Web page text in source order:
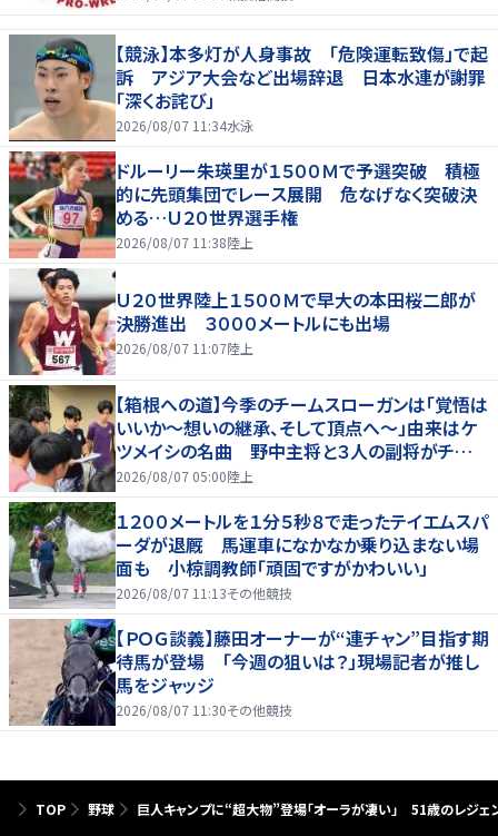
【競泳】本多灯が人身事故 「危険運転致傷」で起
訴 アジア大会など出場辞退 日本水連が謝罪
「深くお詫び」
2026/08/07 11:34水泳
ドルーリー朱瑛里が１５００Ｍで予選突破 積極
的に先頭集団でレース展開 危なげなく突破決
める…Ｕ２０世界選手権
2026/08/07 11:38陸上
Ｕ２０世界陸上１５００Ｍで早大の本田桜二郎が
決勝進出 ３０００メートルにも出場
2026/08/07 11:07陸上
【箱根への道】今季のチームスローガンは「覚悟は
いいか～想いの継承、そして頂点へ～」由来はケ
ツメイシの名曲 野中主将と３人の副将がチーム
を引っ張る…夏合宿特集第１弾、国学院大
2026/08/07 05:00陸上
１２００メートルを１分５秒８で走ったテイエムスパ
ーダが退厩 馬運車になかなか乗り込まない場
面も 小椋調教師「頑固ですがかわいい」
2026/08/07 11:13その他競技
【ＰＯＧ談義】藤田オーナーが“連チャン”目指す期
待馬が登場 「今週の狙いは？」現場記者が推し
馬をジャッジ
2026/08/07 11:30その他競技
TOP 野球 巨人キャンプに“超大物”登場「オーラが凄い」 51歳のレジェ